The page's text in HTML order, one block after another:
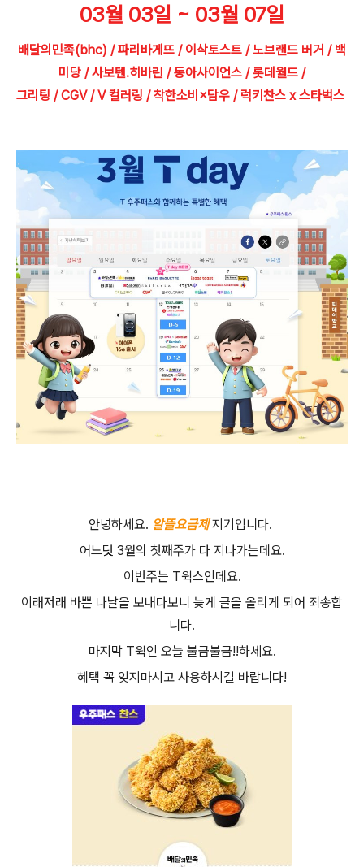
03월 03일 ~ 03월 07일
배달의민족(bhc) / 파리바게뜨 / 이삭토스트 / 노브랜드 버거 / 백
미당 / 사보텐.히바린 / 동아사이언스 / 롯데월드 /
그리팅 / CGV / V 컬러링 / 착한소비×담우 / 럭키찬스 x 스타벅스
안녕하세요. 알뜰요금제 지기입니다.
어느덧 3월의 첫째주가 다 지나가는데요.
이번주는 T윅스인데요.
이래저래 바쁜 나날을 보내다보니 늦게 글을 올리게 되어 죄송합
니다.
마지막 T윅인 오늘 불금불금!!하세요.
혜택 꼭 잊지마시고 사용하시길 바랍니다!